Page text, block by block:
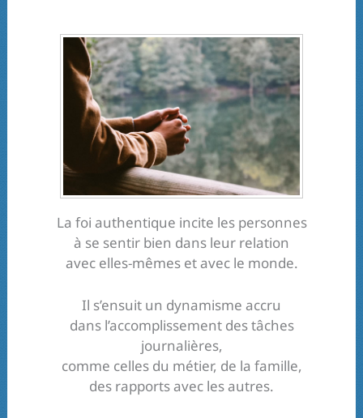
La foi authentique incite les personnes
à se sentir bien dans leur relation
avec elles-mêmes et avec le monde.
Il s’ensuit un dynamisme accru
dans l’accomplissement des tâches
journalières,
comme celles du métier, de la famille,
des rapports avec les autres.